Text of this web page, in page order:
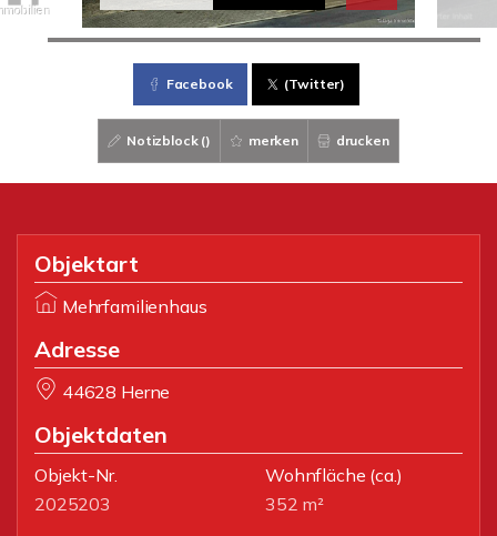
Facebook (Twitter)
Notizblock () merken drucken
Objektart
Mehrfamilienhaus
Adresse
44628 Herne
Objektdaten
Objekt-Nr.
2025203
Wohnfläche (ca.)
352 m²